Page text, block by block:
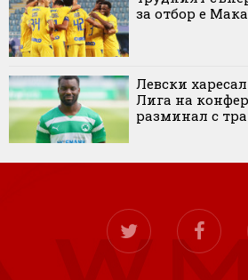
за отбор е
Левски
Лига на
разминал с